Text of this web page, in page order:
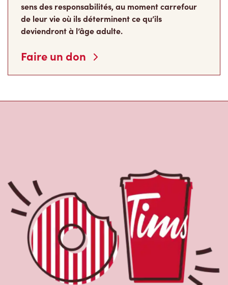
sens des responsabilités, au moment carrefour
de leur vie où ils déterminent ce qu’ils
deviendront à l’âge adulte.
Faire un don